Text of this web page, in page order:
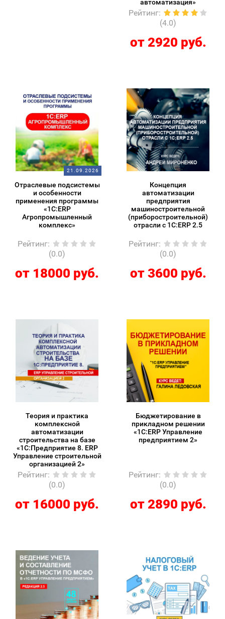
автоматизация»
Рейтинг:
(4.0)
от 2920 руб.
21.09.2026
Отраслевые подсистемы
и особенности
применения программы
«1С:ERP
Агропромышленный
комплекс»
Рейтинг:
(0.0)
от 18000 руб.
Концепция
автоматизации
предприятия
машиностроительной
(приборостроительной)
отрасли с 1С:ERP 2.5
Рейтинг:
(0.0)
от 3600 руб.
Теория и практика
комплексной
автоматизации
строительства на базе
«1С:Предприятие 8. ERP
Управление строительной
организацией 2»
Рейтинг:
(0.0)
от 16000 руб.
Бюджетирование в
прикладном решении
«1С:ERP Управление
предприятием 2»
Рейтинг:
(0.0)
от 2890 руб.